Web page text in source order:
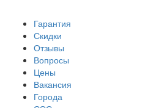
Гарантия
Скидки
Отзывы
Вопросы
Цены
Вакансия
Города